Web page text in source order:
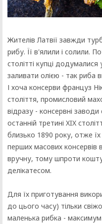
Жителів Латвії завжди
рибу. Її в'ялили і солили.
столітті купці
заливати олією - так риба
І хоча консерви француз
століття, промисловий
відразу - консервні
останній третині XIX
близько 1890 року, отже
перших масових консервів
вручну, тому шпроти
делікатесом.
Для їх приготування
до цього часу) тільки
маленька рибка -